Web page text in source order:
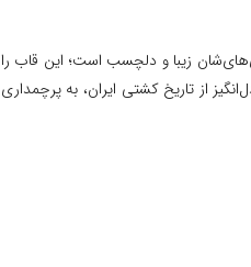
زیبا و دلچسب است؛ این قاب را
از تاریخ کشتی ایران، به پرچمداری